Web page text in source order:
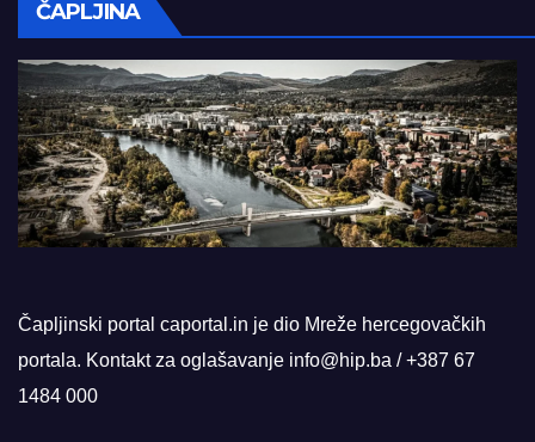
ČAPLJINA
Čapljinski portal caportal.in je dio Mreže hercegovačkih
portala. Kontakt za oglašavanje info@hip.ba / +387 67
1484 000